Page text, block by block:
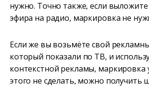
нужно. Точно также, если выложите
эфира на радио, маркировка не
Если же вы возьмёте свой
который показали по ТВ, и
контекстной рекламы, маркировка
этого не сделать, можно получить